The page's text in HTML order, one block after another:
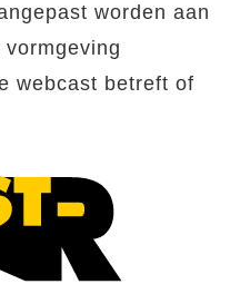
worden aan
webcast betreft of